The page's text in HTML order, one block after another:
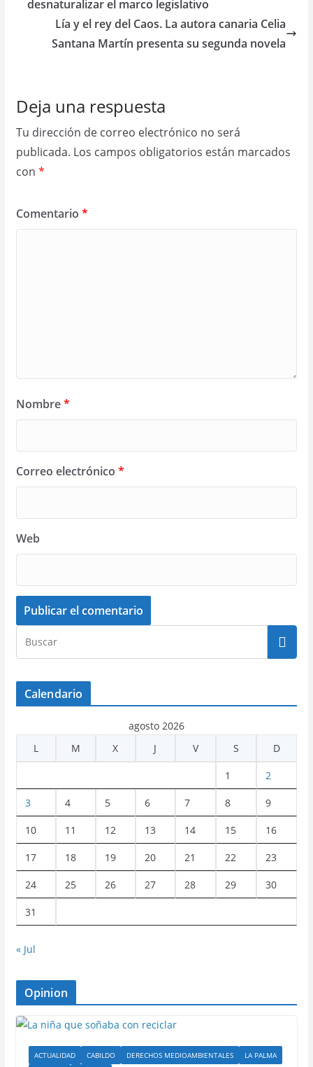
desnaturalizar el marco legislativo
Lía y el rey del Caos. La autora canaria Celia
Santana Martín presenta su segunda novela
Deja una respuesta
Tu dirección de correo electrónico no será
publicada. Los campos obligatorios están marcados
con *
Comentario *
Nombre*
Correo electrónico *
Web
Calendario
agosto 2026
L
M X J V S D
1 2
3 4 5 6 7 8 9
10 11 12 13 14 15 16
17 18 19 20 21 22 23
24 25 26 27 28 29 30
31
« Jul
Opinion
ACTUALIDAD CABILDO DERECHOS MEDIOAMBIENTALES
LA PALMA